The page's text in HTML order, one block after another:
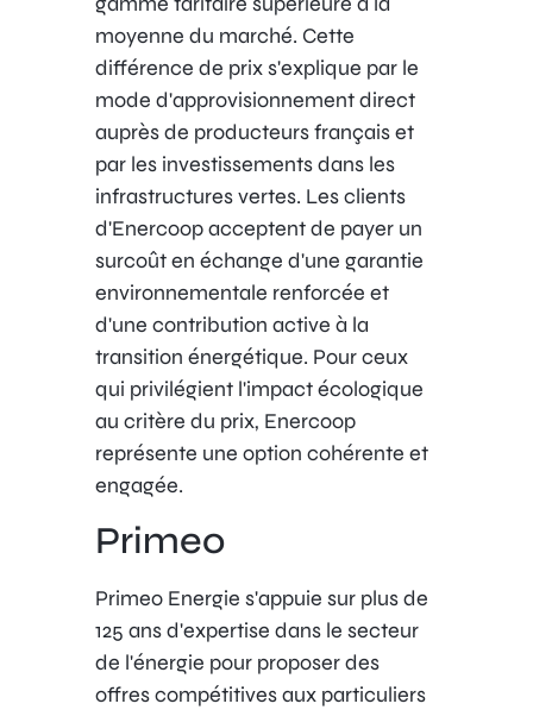
moyenne du marché. Cette
différence de prix s'explique par le
mode d'approvisionnement direct
auprès de producteurs français et
par les investissements dans les
infrastructures vertes. Les clients
d'Enercoop acceptent de payer un
surcoût en échange d'une garantie
environnementale renforcée et
d'une contribution active à la
transition énergétique. Pour ceux
qui privilégient l'impact écologique
au critère du prix, Enercoop
représente une option cohérente et
engagée.
Primeo
Primeo Energie s'appuie sur plus de
125 ans d'expertise dans le secteur
de l'énergie pour proposer des
offres compétitives aux particuliers